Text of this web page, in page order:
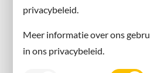
privacybeleid.
Meer informatie over ons
in ons privacybeleid.
Contact
Information in English